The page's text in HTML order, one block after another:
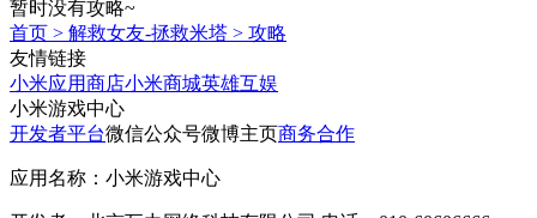
暂时没有攻略~
首页 > 解救女友-拯救米塔 > 攻略
友情链接
小米应用商店小米商城英雄互娱
小米游戏中心
开发者平台微信公众号微博主页商务合作
应用名称：小米游戏中心